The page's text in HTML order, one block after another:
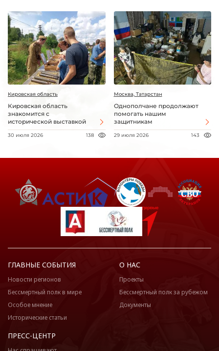
Кировская область
Кировская область
знакомится с
исторической выставкой
30 июля 2026 138
Москва, Татарстан
Однополчане продолжают
помогать нашим
защитникам
29 июля 2026 143
ГЛАВНЫЕ СОБЫТИЯ
Новости регионов
Бессмертный полк в мире
Особое мнение
Исторические статьи
О НАС
Проекты
Бессмертный полк за рубежом
Документы
ПРЕСС-ЦЕНТР